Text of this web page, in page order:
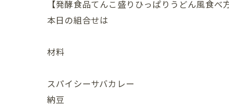
【発酵食品てんこ盛りひっぱりうどん風食べ
本日の組合せは
材料
スパイシーサバカレー
納豆